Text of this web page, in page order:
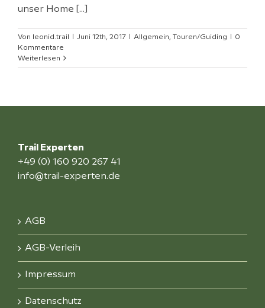
unser Home [...]
Von leonid.trail Juni 12th, 2017 Allgemein Touren/Guiding
0
Kommentare
Weiterlesen
Trail Experten
+49 (0) 160 920 267 41
info@trail-experten.de
AGB
AGB-Verleih
Impressum
Datenschutz